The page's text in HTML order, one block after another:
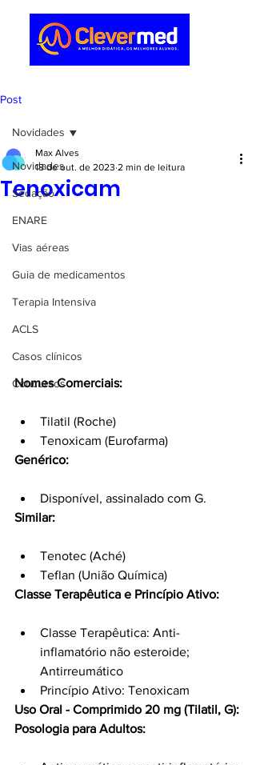
Post
Novidades
Sedação
ENARE
Vias aéreas
Guia de medicamentos
Terapia Intensiva
ACLS
Casos clínicos
Concursos
Novidades
Tenoxicam
Max Alves
18 de out. de 2023 2 min de leitura
Nomes Comerciais:
Tilatil (Roche)
Tenoxicam (Eurofarma)
Genérico:
Disponível, assinalado com G.
Similar:
Tenotec (Aché)
Teflan (União Química)
Classe Terapêutica e Princípio Ativo:
Classe Terapêutica: Anti-
inflamatório não esteroide;
Antirreumático
Princípio Ativo: Tenoxicam
Uso Oral - Comprimido 20 mg (Tilatil, G):
Posologia para Adultos: